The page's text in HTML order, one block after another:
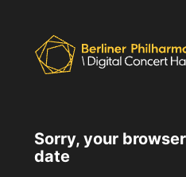
Sorry, your
date